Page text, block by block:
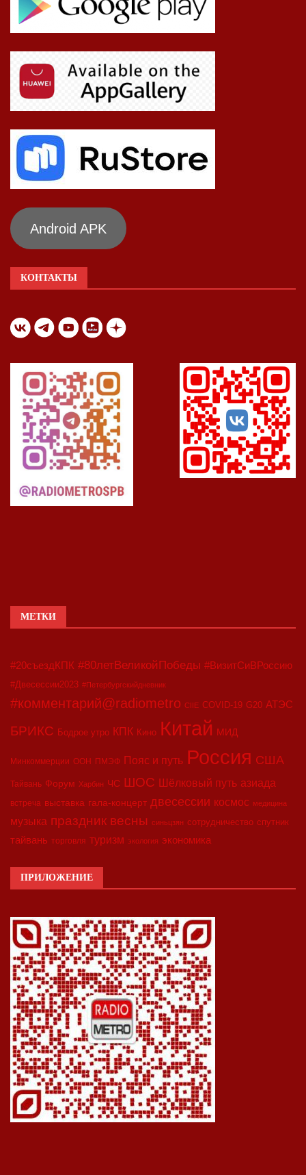
Android APK
КОНТАКТЫ
МЕТКИ
#20съездКПК #80летВеликойПобеды #ВизитСиВРоссию
#Двесессии2023 #Петербургскийдневник
#комментарий@radiometro CIIE COVID-19 G20 АТЭС
БРИКС Бодрое утро КПК Кино Китай МИД
Минкоммерции ООН ПМЭФ Пояс и путь Россия США
Тайвань Форум Харбин ЧС ШОС Шёлковый путь азиада
встреча выставка гала-концерт двесессии космос медицина
музыка праздник весны синьцзян сотрудничество спутник
тайвань торговля туризм экология экономика
ПРИЛОЖЕНИЕ